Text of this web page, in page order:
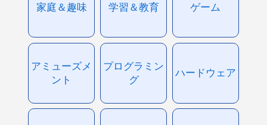
家庭＆趣味 学習＆教育 ゲーム
アミューズメ
ント
プログラミン
グ
ハードウェア